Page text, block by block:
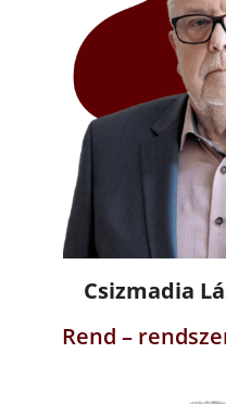
Csizmadia
Rend –